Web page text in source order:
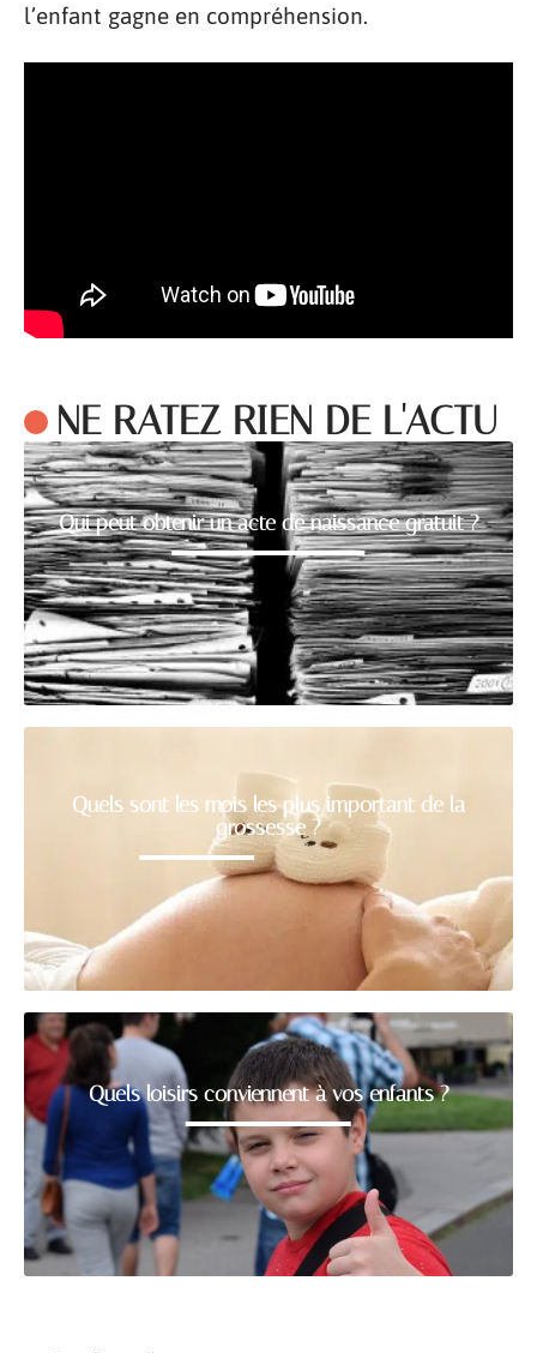
l’enfant gagne en compréhension.
NE RATEZ RIEN DE L'ACTU
Qui peut obtenir un acte de naissance gratuit ?
Quels sont les mois les plus important de la
grossesse ?
Quels loisirs conviennent à vos enfants ?